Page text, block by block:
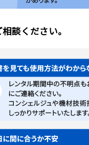
談ください。